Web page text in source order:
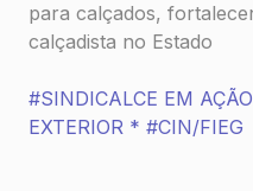
para calçados,
calçadista no Estado
#SINDICALCE EM AÇÃO
EXTERIOR * #CIN/FIEG